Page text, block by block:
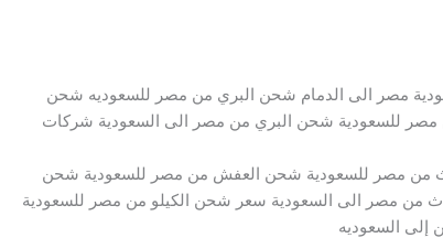
مصر الى الدمام شحن البري من مصر للسعوديه شحن
للسعودية شحن البري من مصر الى السعودية شركات
من مصر للسعودية شحن العفش من مصر للسعودية شحن
من مصر الى السعودية سعر شحن الكيلو من مصر للسعودية
السعوديه